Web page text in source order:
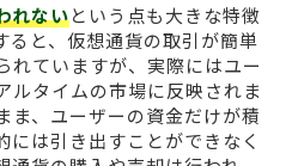
れないという点も大きな特徴
ると、仮想通貨の取引が簡単
れていますが、実際にはユー
ルタイムの市場に反映されま
ま、ユーザーの資金だけが積
には引き出すことができなく